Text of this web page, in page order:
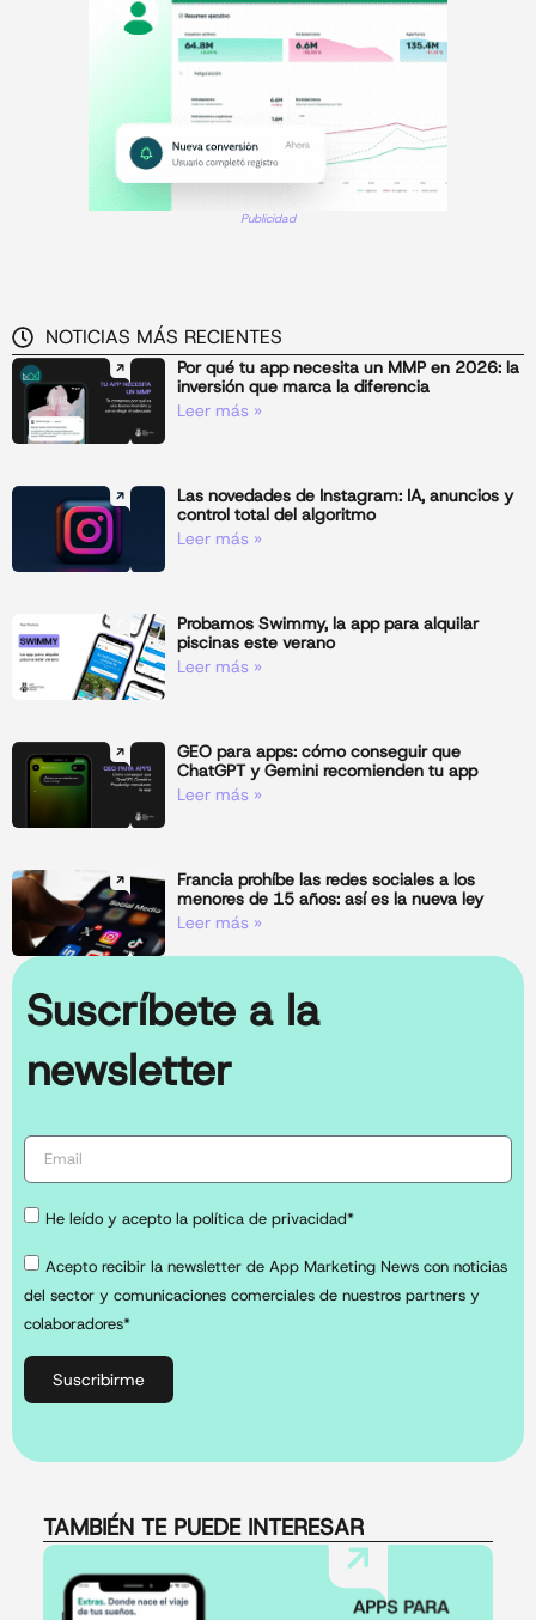
Publicidad
NOTICIAS MÁS RECIENTES
Por qué tu app necesita un MMP en 2026: la
inversión que marca la diferencia
Leer más »
Las novedades de Instagram: IA, anuncios y
control total del algoritmo
Leer más »
Probamos Swimmy, la app para alquilar
piscinas este verano
Leer más »
GEO para apps: cómo conseguir que
ChatGPT y Gemini recomienden tu app
Leer más »
Francia prohíbe las redes sociales a los
menores de 15 años: así es la nueva ley
Leer más »
Suscríbete a la
newsletter
He leído y acepto la política de privacidad*
Acepto recibir la newsletter de App Marketing News con noticias
del sector y comunicaciones comerciales de nuestros partners y
colaboradores*
Suscribirme
TAMBIÉN TE PUEDE INTERESAR